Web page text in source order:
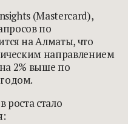
(Mastercard),
по
на Алматы, что
направлением
2% выше по
стало